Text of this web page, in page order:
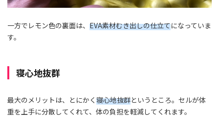
一方でレモン色の裏面は、 EVA素材むき出しの仕立てになっていま
す。
寝心地抜群
最大のメリットは、とにかく 寝心地抜群というところ。セルが体
重を上手に分散してくれて、体の負担を軽減してくれます。